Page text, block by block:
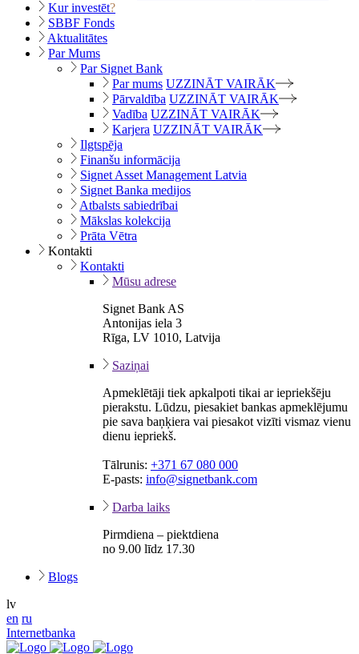
Kur investēt?
SBBF Fonds
Aktualitātes
Par Mums
Par Signet Bank
Par mums UZZINĀT VAIRĀK
Pārvaldība UZZINĀT VAIRĀK
Vadība UZZINĀT VAIRĀK
Karjera UZZINĀT VAIRĀK
Ilgtspēja
Finanšu informācija
Signet Asset Management Latvia
Signet Banka medijos
Atbalsts sabiedrībai
Mākslas kolekcija
Prāta Vētra
Kontakti
Kontakti
Mūsu adrese
Signet Bank AS
Antonijas iela 3
Rīga, LV 1010, Latvija
Saziņai
Apmeklētāji tiek apkalpoti tikai ar iepriekšēju
pierakstu. Lūdzu, piesakiet bankas apmeklējumu
pie sava baņķiera vai piesakot vizīti vismaz vienu
dienu iepriekš.
Tālrunis: +371 67 080 000
E-pasts: info@signetbank.com
Darba laiks
Pirmdiena – piektdiena
no 9.00 līdz 17.30
Blogs
lv
en ru
Internetbanka